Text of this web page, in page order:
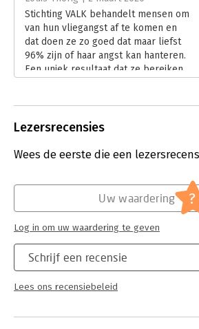
Stichting VALK behandelt mensen om
van hun vliegangst af te komen en
dat doen ze zo goed dat maar liefst
96% zijn of haar angst kan hanteren.
Een uniek resultaat dat ze bereiken
behandelaars en geavanceerde
Lees verder
Lezersrecensies
Wees de eerste die een
Schrijf een recensie
Lees ons recensiebeleid
Uw waardering ?
Log in om uw waardering te geven